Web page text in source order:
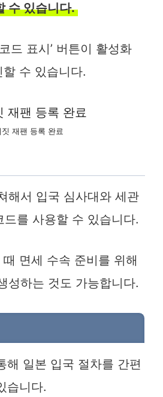
수 있습니다.
드 표시’ 버튼이 활성화
수 있습니다.
짓 재팬 등록 완료
해서 입국 심사대와 세관
드를 사용할 수 있습니다.
면세 수속 준비를 위해
성하는 것도 가능합니다.
해 일본 입국 절차를 간편
습니다.